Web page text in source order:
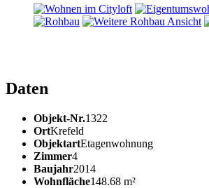
Daten
Objekt-Nr.1322
OrtKrefeld
ObjektartEtagenwohnung
Zimmer4
Baujahr2014
Wohnfläche148.68 m²